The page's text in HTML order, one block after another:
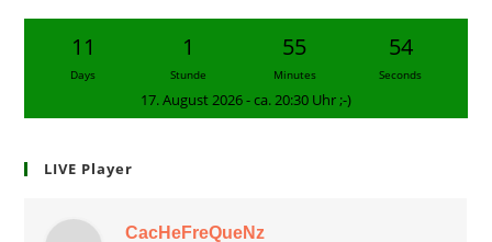
11
Days
1
Stunde
55
Minutes
53
Seconds
17. August 2026 - ca. 20:30 Uhr ;-)
LIVE Player